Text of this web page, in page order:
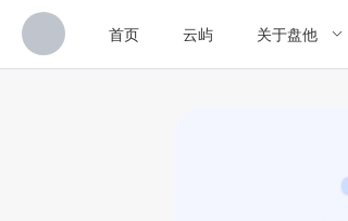
首页 云屿 关于盘他